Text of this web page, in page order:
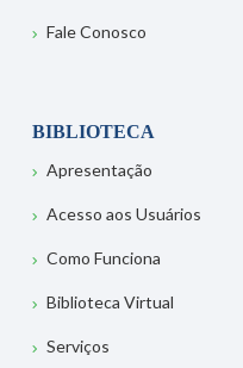
Fale Conosco
BIBLIOTECA
Apresentação
Acesso aos Usuários
Como Funciona
Biblioteca Virtual
Serviços